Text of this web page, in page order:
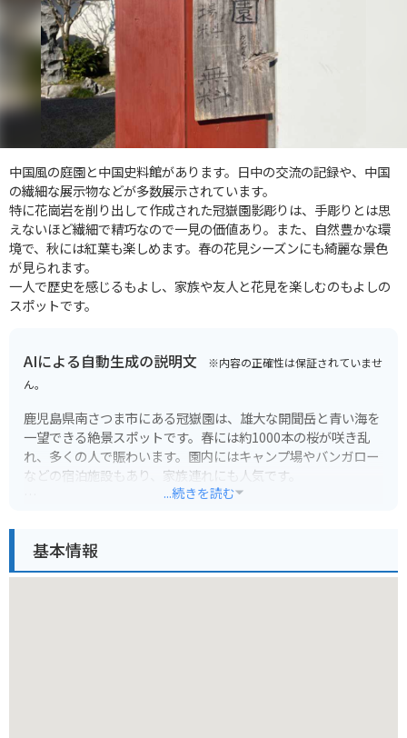
中国風の庭園と中国史料館があります。日中の交流の記録や、中国
の繊細な展示物などが多数展示されています。
特に花崗岩を削り出して作成された冠嶽園影彫りは、手彫りとは思
えないほど繊細で精巧なので一見の価値あり。また、自然豊かな環
境で、秋には紅葉も楽しめます。春の花見シーズンにも綺麗な景色
が見られます。
一人で歴史を感じるもよし、家族や友人と花見を楽しむのもよしの
スポットです。
AIによる自動生成の説明文 ※内容の正確性は保証されていませ
ん。
鹿児島県南さつま市にある冠嶽園は、雄大な開聞岳と青い海を
一望できる絶景スポットです。春には約1000本の桜が咲き乱
れ、多くの人で賑わいます。園内にはキャンプ場やバンガロー
などの宿泊施設もあり、家族連れにも人気です。
です。また、山頂付近は風が強いことがあるので、防風対策を
しておくことをおすすめします。
...続きを読む
基本情報